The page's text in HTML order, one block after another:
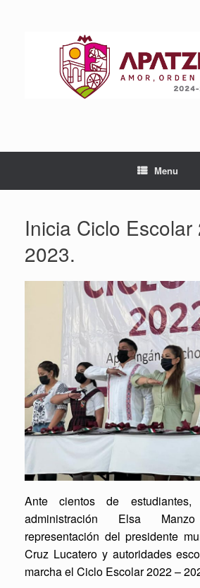
Menu
Inicia Ciclo
2023.
Ante cientos de
administración Elsa
representación del presidente
Cruz Lucatero y autoridades
marcha el Ciclo Escolar 2022 –